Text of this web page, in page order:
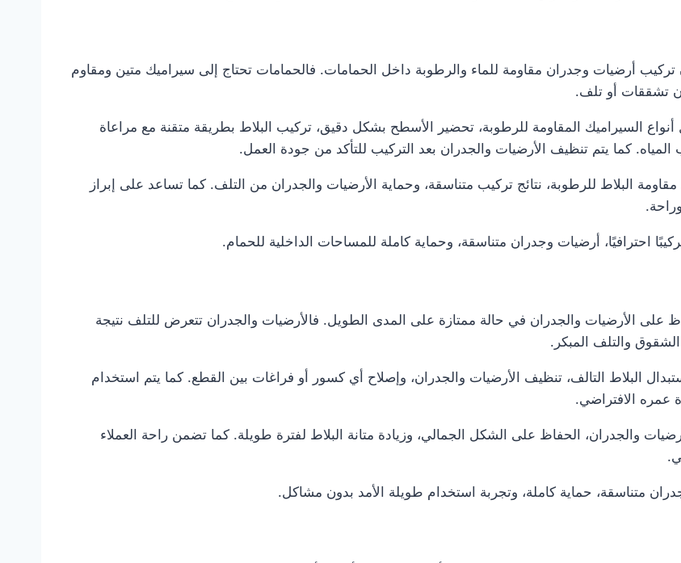
أرضيات وجدران مقاومة للماء والرطوبة داخل الحمامات. فالحمامات تحتاج إلى سيراميك متين ومقاوم
تشققات أو تلف.
السيراميك المقاومة للرطوبة، تحضير الأسطح بشكل دقيق، تركيب البلاط بطريقة متقنة مع مراعاة
كما يتم تنظيف الأرضيات والجدران بعد التركيب للتأكد من جودة العمل.
البلاط للرطوبة، نتائج تركيب متناسقة، وحماية الأرضيات والجدران من التلف. كما تساعد على إبراز
احترافيًا، أرضيات وجدران متناسقة، وحماية كاملة للمساحات الداخلية للحمام.
على الأرضيات والجدران في حالة ممتازة على المدى الطويل. فالأرضيات والجدران تتعرض للتلف نتيجة
والتلف المبكر.
البلاط التالف، تنظيف الأرضيات والجدران، وإصلاح أي كسور أو فراغات بين القطع. كما يتم استخدام
عمره الافتراضي.
والجدران، الحفاظ على الشكل الجمالي، وزيادة متانة البلاط لفترة طويلة. كما تضمن راحة العملاء
متناسقة، حماية كاملة، وتجربة استخدام طويلة الأمد بدون مشاكل.